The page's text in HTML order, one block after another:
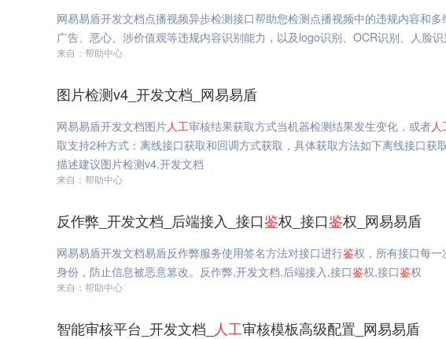
网易易盾开发文档点播视频异步检测接口帮助您检测点播视频中的违规内容和
广告、恶心、涉价值观等违规内容识别能力，以及logo识别、OCR识别、人脸
来自：帮助中心
图片检测v4_开发文档_网易易盾
网易易盾开发文档图片人工审核结果获取方式当机器检测结果发生变化，或者人
取支持2种方式：离线接口获取和回调方式获取，具体获取方法如下离线接口
描述建议图片检测v4,开发文档
来自：帮助中心
反作弊_开发文档_后端接入_接口鉴权_接口鉴权_网易易盾
网易易盾开发文档易盾反作弊服务使用签名方法对接口进行鉴权，所有接口每
身份，防止信息被恶意篡改。反作弊,开发文档,后端接入,接口鉴权,接口鉴权
来自：帮助中心
智能审核平台_开发文档_ 人工审核模板高级配置_网易易盾